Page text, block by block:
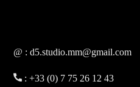
@ : d5.studio.mm@gmail.com
: +33 (0) 7 75 26 12 43